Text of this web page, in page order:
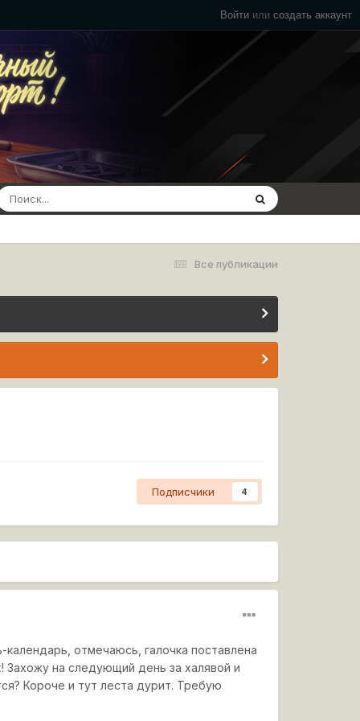
Войти или создать аккаунт
Все публикации
Подписчики 4
отмечаюсь, галочка поставлена
Захожу на следующий день за халявой и
Короче и тут леста дурит. Требую